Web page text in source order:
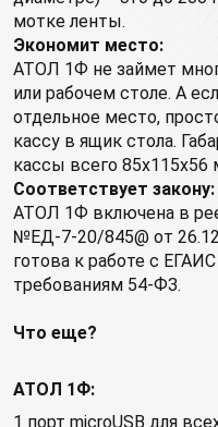
мотке ленты.
Экономит место:
АТОЛ 1Ф не займет
или рабочем столе. А
отдельное место,
кассу в ящик стола.
кассы всего 85x115x56
Соответствует закону:
АТОЛ 1Ф включена в
№ЕД-7-20/845@ от
готова к работе с
требованиям 54-ФЗ.
Что еще?
АТОЛ 1Ф:
1 порт microUSB для